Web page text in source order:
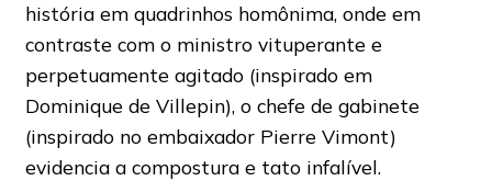
história em quadrinhos homônima, onde em
contraste com o ministro vituperante e
perpetuamente agitado (inspirado em
Dominique de Villepin), o chefe de gabinete
(inspirado no embaixador Pierre Vimont)
evidencia a compostura e tato infalível.